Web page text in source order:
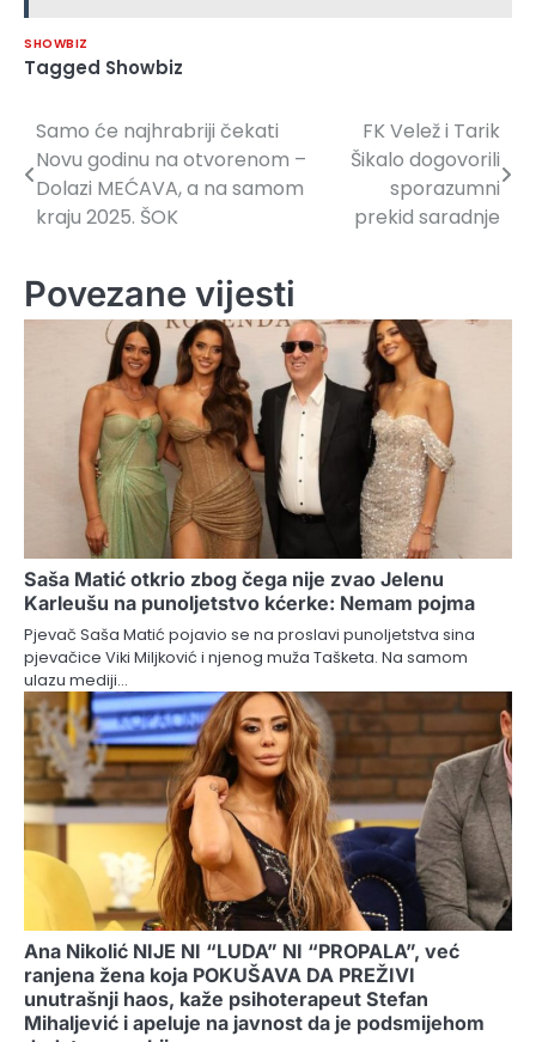
SHOWBIZ
Tagged Showbiz
Navigacija
članaka
Samo će najhrabriji čekati
Novu godinu na otvorenom –
Dolazi MEĆAVA, a na samom
kraju 2025. ŠOK
FK Velež i Tarik
Šikalo dogovorili
sporazumni
prekid saradnje
Povezane vijesti
Saša Matić otkrio zbog čega nije zvao Jelenu
Karleušu na punoljetstvo kćerke: Nemam pojma
Pjevač Saša Matić pojavio se na proslavi punoljetstva sina
pjevačice Viki Miljković i njenog muža Tašketa. Na samom
ulazu mediji…
Ana Nikolić NIJE NI “LUDA” NI “PROPALA”, već
ranjena žena koja POKUŠAVA DA PREŽIVI
unutrašnji haos, kaže psihoterapeut Stefan
Mihaljević i apeluje na javnost da je podsmijehom